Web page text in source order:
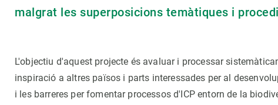
malgrat les superposicions temàtiques i
L'objectiu d'aquest projecte és avaluar i processar
inspiració a altres països i parts interessades per al
i les barreres per fomentar processos d'ICP entorn de la